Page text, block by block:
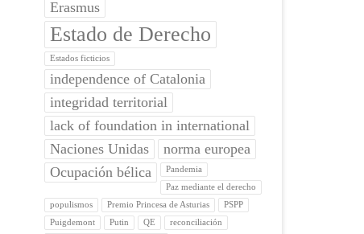
Erasmus
Estado de Derecho
Estados ficticios
independence of Catalonia
integridad territorial
lack of foundation in international
Naciones Unidas
norma europea
Ocupación bélica
Pandemia
Paz mediante el derecho
populismos
Premio Princesa de Asturias
PSPP
Puigdemont
Putin QE
reconciliación